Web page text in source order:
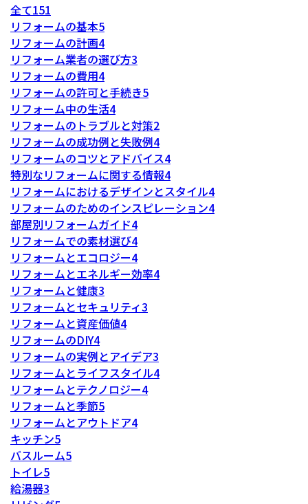
全て151
リフォームの基本5
リフォームの計画4
リフォーム業者の選び方3
リフォームの費用4
リフォームの許可と手続き5
リフォーム中の生活4
リフォームのトラブルと対策2
リフォームの成功例と失敗例4
リフォームのコツとアドバイス4
特別なリフォームに関する情報4
リフォームにおけるデザインとスタイル4
リフォームのためのインスピレーション4
部屋別リフォームガイド4
リフォームでの素材選び4
リフォームとエコロジー4
リフォームとエネルギー効率4
リフォームと健康3
リフォームとセキュリティ3
リフォームと資産価値4
リフォームのDIY4
リフォームの実例とアイデア3
リフォームとライフスタイル4
リフォームとテクノロジー4
リフォームと季節5
リフォームとアウトドア4
キッチン5
バスルーム5
トイレ5
給湯器3